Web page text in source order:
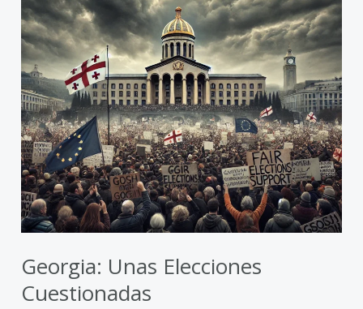
Georgia: Unas Elecciones
Cuestionadas